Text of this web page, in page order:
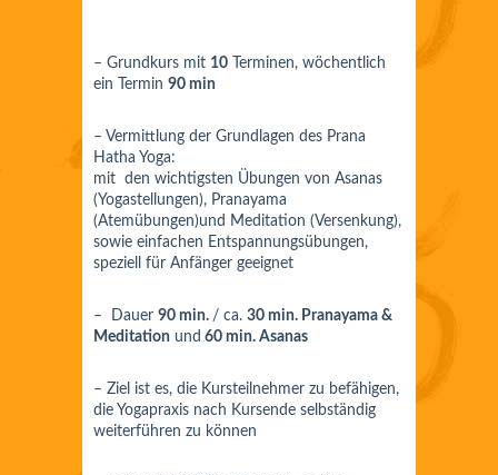
– Grundkurs mit 10 Terminen, wöchentlich
ein Termin 90 min
– Vermittlung der Grundlagen des Prana
Hatha Yoga:
mit den wichtigsten Übungen von Asanas
(Yogastellungen), Pranayama
(Atemübungen)und Meditation (Versenkung),
sowie einfachen Entspannungsübungen,
speziell für Anfänger geeignet
– Dauer 90 min. / ca. 30 min. Pranayama &
Meditation und 60 min. Asanas
– Ziel ist es, die Kursteilnehmer zu befähigen,
die Yogapraxis nach Kursende selbständig
weiterführen zu können